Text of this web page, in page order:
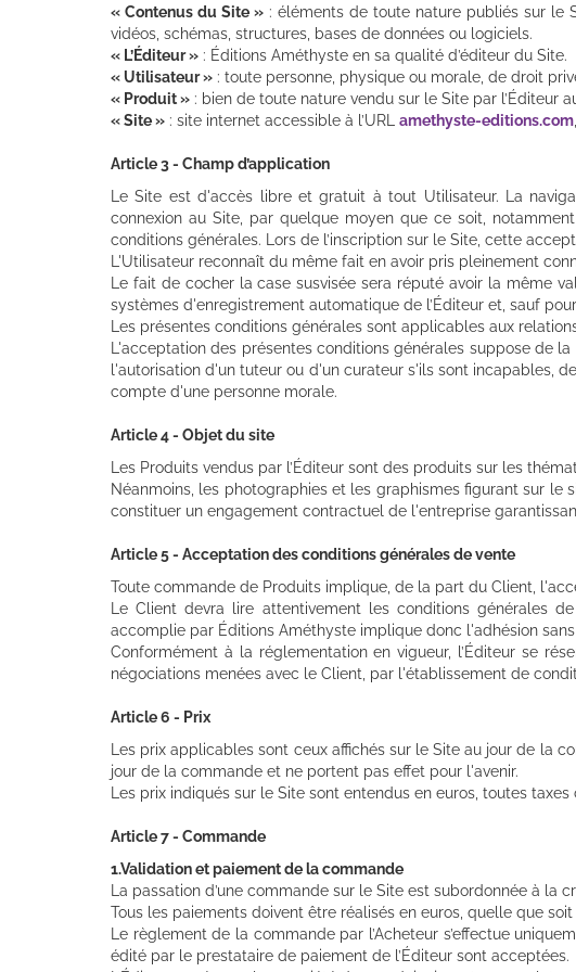
« Contenus du Site » : éléments de toute nature publiés sur le
vidéos, schémas, structures, bases de données ou logiciels.
« L’Éditeur » : Éditions Améthyste en sa qualité d’éditeur du Site.
« Utilisateur » : toute personne, physique ou morale, de droit
« Produit » : bien de toute nature vendu sur le Site par l’Éditeur
« Site » : site internet accessible à l’URL amethyste-editions.com
Article 3 - Champ d’application
Le Site est d'accès libre et gratuit à tout Utilisateur. La
connexion au Site, par quelque moyen que ce soit,
conditions générales. Lors de l’inscription sur le Site, cette
L'Utilisateur reconnaît du même fait en avoir pris pleinement
Le fait de cocher la case susvisée sera réputé avoir la même
systèmes d'enregistrement automatique de l’Éditeur et, sauf
Les présentes conditions générales sont applicables aux
L'acceptation des présentes conditions générales suppose de
l'autorisation d'un tuteur ou d'un curateur s'ils sont incapables,
compte d'une personne morale.
Article 4 - Objet du site
Les Produits vendus par l’Éditeur sont des produits sur les
Néanmoins, les photographies et les graphismes figurant sur
constituer un engagement contractuel de l'entreprise
Article 5 - Acceptation des conditions générales de vente
Toute commande de Produits implique, de la part du Client,
Le Client devra lire attentivement les conditions générales
accomplie par Éditions Améthyste implique donc l'adhésion
Conformément à la réglementation en vigueur, l’Éditeur se
négociations menées avec le Client, par l'établissement de
Article 6 - Prix
Les prix applicables sont ceux affichés sur le Site au jour de la
jour de la commande et ne portent pas effet pour l'avenir.
Les prix indiqués sur le Site sont entendus en euros, toutes
Article 7 - Commande
1.Validation et paiement de la commande
La passation d’une commande sur le Site est subordonnée à la
Tous les paiements doivent être réalisés en euros, quelle que soit
Le règlement de la commande par l’Acheteur s’effectue
édité par le prestataire de paiement de l’Éditeur sont acceptées.